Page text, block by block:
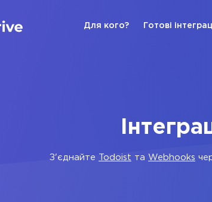
Для кого? Готові
З'єднайте Todoist та Webhooks